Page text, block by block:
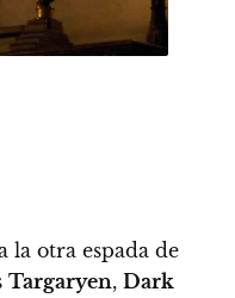
la otra espada de
Targaryen, Dark